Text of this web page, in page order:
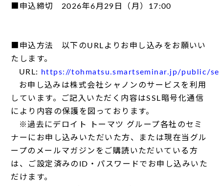
■申込締切 2026年6月29日（月）17:00
■申込方法 以下のURLよりお申し込みをお願いい
たします。
URL:
https://tohmatsu.smartseminar.jp/public/
お申し込みは株式会社シャノンのサービスを利用
しています。ご記入いただく内容はSSL暗号化通信
により内容の保護を図っております。
※過去にデロイト トーマツ グループ各社のセミ
ナーにお申し込みいただいた方、または現在当グル
ープのメールマガジンをご購読いただいている方
は、ご設定済みのID・パスワードでお申し込みいた
だけます。